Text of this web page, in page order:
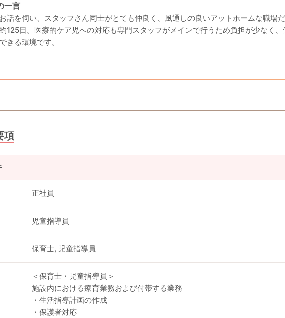
一言
話を伺い、スタッフさん同士がとても仲良く、風通しの良いアットホームな職場
125日。医療的ケア児への対応も専門スタッフがメインで行うため負担が少なく
きる環境です。
項
正社員
児童指導員
保育士, 児童指導員
＜保育士・児童指導員＞
施設内における療育業務および付帯する業務
・生活指導計画の作成
・保護者対応